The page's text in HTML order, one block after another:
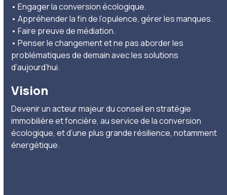
• Engager la conversion écologique.
• Appréhender la fin de l’opulence, gérer les manques.
• Faire preuve de médiation.
• Penser le changement et ne pas aborder les
problématiques de demain avec les solutions
d’aujourd’hui.
Vision
Devenir un acteur majeur du conseil en stratégie
immobilière et foncière, au service de la conversion
écologique, et d’une plus grande résilience, notamment
énergétique.